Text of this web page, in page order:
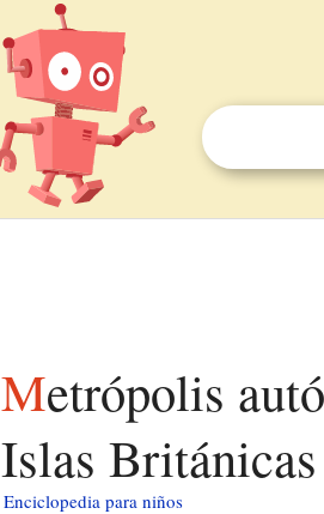
Metrópolis autónoma ortodoxa de América y las
Islas
Enciclopedia para niños